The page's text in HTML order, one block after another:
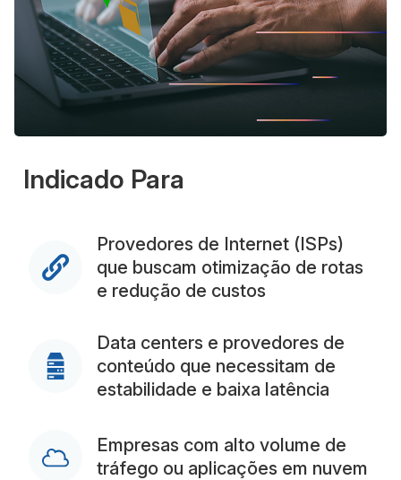
Indicado Para
Provedores de Internet (ISPs)
que buscam otimização de rotas
e redução de custos
Data centers e provedores de
conteúdo que necessitam de
estabilidade e baixa latência
Empresas com alto volume de
tráfego ou aplicações em nuvem